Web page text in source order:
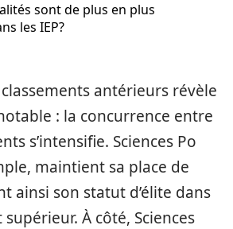
sont de plus en plus
les IEP?
antérieurs révèle
: la concurrence entre
s’intensifie. Sciences Po
maintient sa place de
ainsi son statut d’élite dans
supérieur. À côté, Sciences